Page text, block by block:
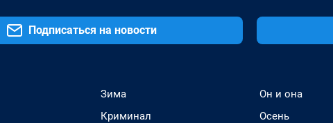
Подписаться на новости
Зима
Криминал
Он и она
Осень